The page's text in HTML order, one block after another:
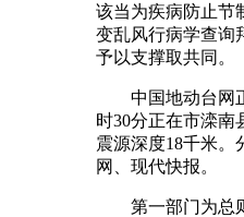
该当为疾病防止节
变乱风行病学查询
予以支撑取共同。
中国地动台网正
时30分正在市滦南
震源深度18千米。
网、现代快报。
第一部门为总则